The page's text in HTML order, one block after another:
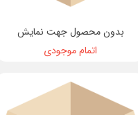
بدون محصول جهت نمایش
اتمام موجودی